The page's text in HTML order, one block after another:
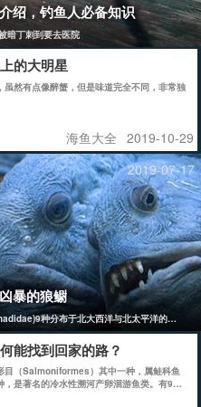
绍，钓鱼人必备知识
暗丁刺到要去医院
的大明星
虽然有点像醉蟹，但是味道完全不同，非常独
海鱼大全 2019-10-29
2019-07-17
暴的狼鳚
种分布于北大西洋与北太平洋的大型长
能找到回家的路？
目（Salmoniformes）其中一种，属鲑科鱼
，是著名的冷水性溯河产卵洄游鱼类。有9亚